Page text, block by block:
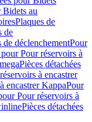
Bidets au
Plaques de
de
de déclenchementPour
Pour réservoirs à
Pièces détachées
à encastrer
encastrer KappaPour
Pour réservoirs à
Pièces détachées